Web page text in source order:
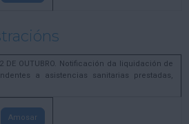
DE OUTUBRO. Notificación da liquidación de
a asistencias sanitarias prestadas,
Amosar